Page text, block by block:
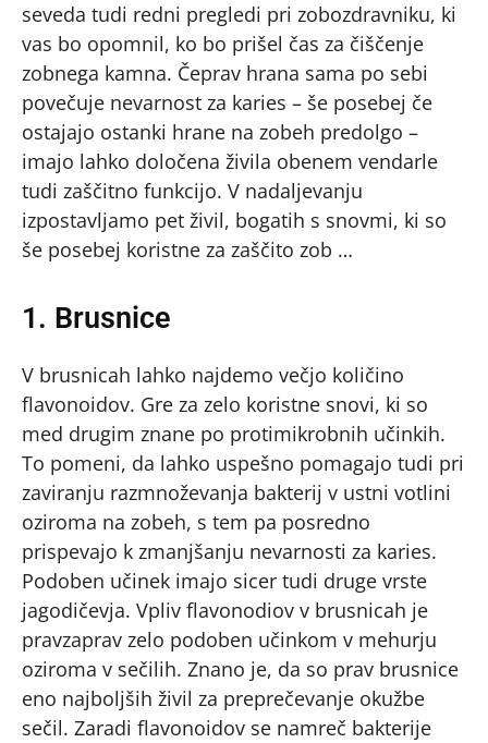
seveda tudi redni pregledi pri zobozdravniku, ki
vas bo opomnil, ko bo prišel čas za čiščenje
zobnega kamna. Čeprav hrana sama po sebi
povečuje nevarnost za karies – še posebej če
ostajajo ostanki hrane na zobeh predolgo –
imajo lahko določena živila obenem vendarle
tudi zaščitno funkcijo. V nadaljevanju
izpostavljamo pet živil, bogatih s snovmi, ki so
še posebej koristne za zaščito zob …
1. Brusnice
V brusnicah lahko najdemo večjo količino
flavonoidov. Gre za zelo koristne snovi, ki so
med drugim znane po protimikrobnih učinkih.
To pomeni, da lahko uspešno pomagajo tudi pri
zaviranju razmnoževanja bakterij v ustni votlini
oziroma na zobeh, s tem pa posredno
prispevajo k zmanjšanju nevarnosti za karies.
Podoben učinek imajo sicer tudi druge vrste
jagodičevja. Vpliv flavonodiov v brusnicah je
pravzaprav zelo podoben učinkom v mehurju
oziroma v sečilih. Znano je, da so prav brusnice
eno najboljših živil za preprečevanje okužbe
sečil. Zaradi flavonoidov se namreč bakterije